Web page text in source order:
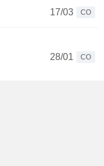
17/03
CO
28/01
CO